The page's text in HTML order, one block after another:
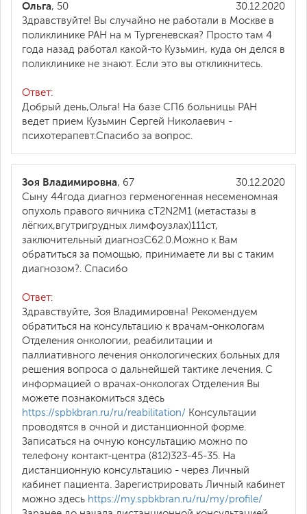
30.12.2020
Ольга, 50
Здравствуйте! Вы случайно не работали в Москве в
поликлинике РАН на м Тургеневская? Просто там 4
года назад работал какой-то Кузьмин, куда он делся в
поликлинике не знают. Если это вы откликнитесь.
Ответ:
Добрый день,Ольга! На базе СПб больницы РАН
ведет прием Кузьмин Сергей Николаевич -
психотерапевт.Спасибо за вопрос.
30.12.2020
Зоя Владимировна, 67
Сыну 44года диагноз герменогенная несеменомная
опухоль правого яичника сT2N2M1 (метастазы в
лёгких,вгутригрудных лимфоузлах)111ст,
заключительный диагнозC62.0.Можно к Вам
обратиться за помощью, принимаете ли вы с таким
диагнозом?. Спасибо
Ответ:
Здравствуйте, Зоя Владимировна! Рекомендуем
обратиться на консультацию к врачам-онкологам
Отделения онкологии, реабилитации и
паллиативного лечения онкологических больных для
решения вопроса о дальнейшей тактике лечения. С
информацией о врачах-онкологах Отделения Вы
можете познакомиться здесь
https://spbkbran.ru/ru/reabilitation/ Консультации
проводятся в очной и дистанционной форме.
Записаться на очную консультацию можно по
телефону контакт-центра (812)323-45-35. На
дистанционную консультацию - через Личный
кабинет пациента. Зарегистрировать Личный кабинет
можно здесь https://my.spbkbran.ru/ru/my/profile/